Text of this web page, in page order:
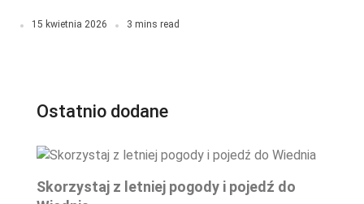
15 kwietnia 2026 3 mins read
Ostatnio dodane
Skorzystaj z letniej pogody i pojedź do